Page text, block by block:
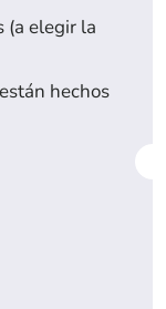
(a elegir la
hechos